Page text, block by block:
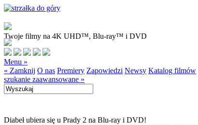
Twoje filmy na 4K UHD™, Blu-ray™ i DVD
Menu »
« Zamknij O nas Premiery Zapowiedzi Newsy Katalog filmów
szukanie zaawansowane »
Diabeł ubiera się u Prady 2 na Blu-ray i DVD!